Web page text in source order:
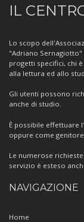
sul
Centro
IL
Lo scopo
"Adriano
progetti specifici, chi
alla lettura ed allo
Gli utenti possono
anche di studio.
È possibile effettuare
oppure come
Le numerose
servizio è esteso
NAVIGAZIONE
Home